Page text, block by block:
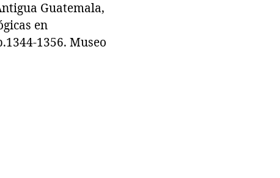
Guatemala,
en
1356. Museo